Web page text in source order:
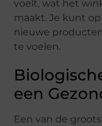
voelt, wat het
maakt. Je kunt
nieuwe
te voelen.
een
Een van de